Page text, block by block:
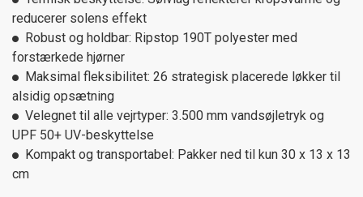
reducerer solens effekt
Robust og holdbar: Ripstop 190T polyester med
forstærkede hjørner
Maksimal fleksibilitet: 26 strategisk placerede løkker til
alsidig opsætning
Velegnet til alle vejrtyper: 3.500 mm vandsøjletryk og
UPF 50+ UV-beskyttelse
Kompakt og transportabel: Pakker ned til kun 30 x 13 x 13
cm